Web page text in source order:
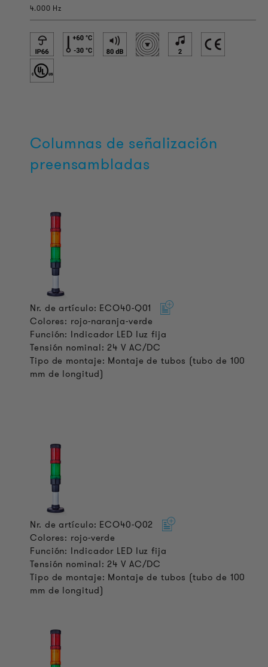
4.000 Hz
Columnas de señalización
preensambladas
Nr. de artículo: ECO40-Q01
Colores: rojo-naranja-verde
Función: Indicador LED luz fija
Tensión nominal: 24 V AC/DC
Tipo de montaje: Montaje de tubos (tubo de 100
mm de longitud)
Nr. de artículo: ECO40-Q02
Colores: rojo-verde
Función: Indicador LED luz fija
Tensión nominal: 24 V AC/DC
Tipo de montaje: Montaje de tubos (tubo de 100
mm de longitud)